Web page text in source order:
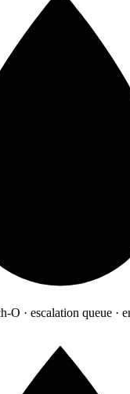
O · escalation queue ·